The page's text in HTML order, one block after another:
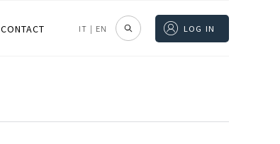
CONTACT IT | EN LOG IN